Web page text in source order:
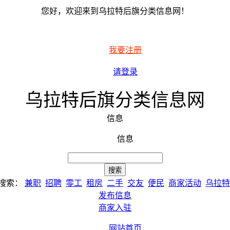
您好，欢迎来到乌拉特后旗分类信息网！
我要注册
请登录
乌拉特后旗分类信息网
信息
信息
索： 兼职 招聘 零工 租房 二手 交友 便民 商家活动 乌拉
发布信息
商家入驻
网站首页